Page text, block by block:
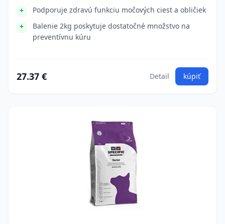
Podporuje zdravú funkciu močových ciest a obličiek
Balenie 2kg poskytuje dostatočné množstvo na
preventívnu kúru
27.37 € Detail kúpiť